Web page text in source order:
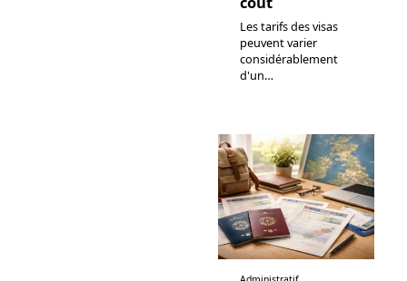
Les tarifs des visas
peuvent varier
considérablement
d'un…